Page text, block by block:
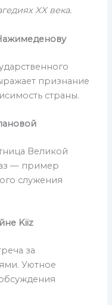
XX века.
признание
страны.
Великой
— пример
служения
Kiiz
за
Уютное